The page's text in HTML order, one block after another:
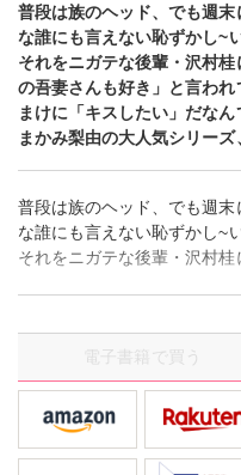
普段は族のヘッド、でも週
な誰にも言えない恥ずかし~
それをニガテな後輩・沢村
の吾妻さんも好き」と言わ
まけに「キスしたい」だな
まかみ梨由の大人気シリー
普段は族のヘッド、でも週
な誰にも言えない恥ずかし~
それをニガテな後輩・沢村桂
の吾妻さんも好き」と言わ
まけに「キスしたい」だな
まかみ梨由の大人気シリー
電子書籍で買う